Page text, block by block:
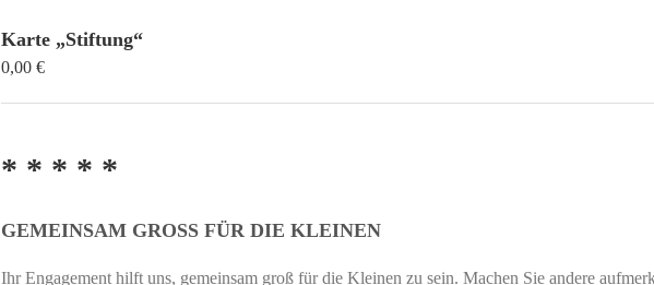
Karte „Stiftung“
0,00€
* * * * *
GEMEINSAM GROSS FÜR DIE KLEINEN
Ihr Engagement hilft uns, gemeinsam groß für die Kleinen zu sein. Machen Sie andere